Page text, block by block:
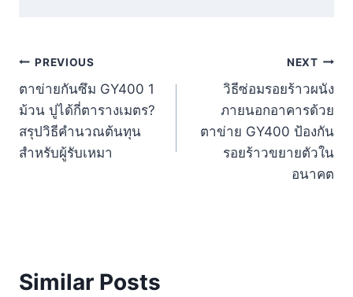
Post
navigation
PREVIOUS
ตาข่ายกันซึม GY400 1
ม้วน ปูได้กี่ตารางเมตร?
สรุปวิธีคำนวณต้นทุน
สำหรับผู้รับเหมา
NEXT
วิธีซ่อมรอยร้าวผนัง
ภายนอกอาคารด้วย
ตาข่าย GY400 ป้องกัน
รอยร้าวขยายตัวใน
อนาคต
Similar Posts